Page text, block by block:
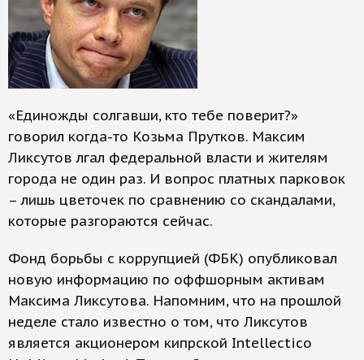
«Единожды солгавши, кто тебе поверит?»
говорил когда-то Козьма Прутков. Максим
Ликсутов лгал федеральной власти и жителям
города не один раз. И вопрос платных парковок
– лишь цветочек по сравнению со скандалами,
которые разгораются сейчас.
Фонд борьбы с коррупцией (ФБК) опубликовал
новую информацию по оффшорным активам
Максима Ликсутова. Напомним, что на прошлой
неделе стало известно о том, что Ликсутов
является акционером кипрской Intellectico